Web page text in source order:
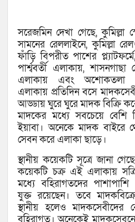
সরেজমিন দেখা গেছে, কুমিল্লা
সামনের রেললাইনে, কুমিল্লা
ফাঁড়ি বিপরীত পাশের
পার্শ্ববর্তী এলাকায়, শাসনগাছা
এলাকায় এবং অশোকতলা
এলাকায় প্রতিদিন বসে
আড্ডায় ঘুরে ঘুরে মাদক বিক্রি
মাদকের মধ্যে সবচেয়ে বেশি
ইয়াবা। অনেকে মাদক বাইরে
সেবন করে এলাকা ছাড়ে।
স্থানীয় কয়েকটি সূত্রে জানা
কয়েকটি চক্র এই এলাকায়
মধ্যে বহিরাগতদের
যুক্ত রয়েছেন। তবে
স্থানীয় হলেও